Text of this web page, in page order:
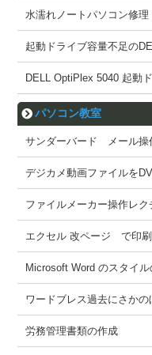
水濡れノートパソコン修理
起動ドライブ容量不足の
DELL OptiPlex 5040 起動
パソコン教室
サンダーバード メール操
デジカメ動画ファイルを
ファイルメーカー操作レ
エクセル 改ページ で印
Microsoft Word のスタイ
ワードブレス過去にさかの
労務管理書類の作成